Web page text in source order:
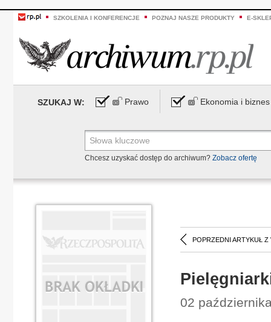
SZKOLENIA I KONFERENCJE POZNAJ NASZE PRODUKTY E-
SZUKAJ W: Prawo Ekonomia i biznes
Chcesz uzyskać dostęp do archiwum? Zobacz ofertę
POPRZEDNI ARTYKUŁ Z
02